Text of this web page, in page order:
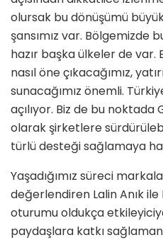
olursak bu dönüşümü
şansımız var.
hazır başka ülkeler de var.
nasıl öne çıkacağımız,
sunacağımız önemli.
açılıyor. Biz de bu
olarak şirketlere
türlü desteği sağlamaya
Yaşadığımız süreci
değerlendiren Lalin Anık ile
oturumu oldukça
paydaşlara katkı